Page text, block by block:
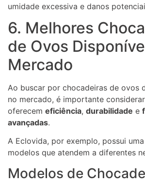
umidade excessiva e danos
6. Melhores
de Ovos
Mercado
Ao buscar por chocadeiras de ovos
no mercado, é importante
oferecem eficiência, durabilidade e
avançadas.
A Eclovida, por exemplo, possui
modelos que atendem a diferentes
Modelos de